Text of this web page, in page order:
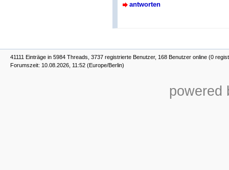
antworten
41111 Einträge in 5984 Threads, 3737 registrierte Benutzer, 168 Benutzer online (0
Forumszeit: 10.08.2026, 11:52 (Europe/Berlin)
powered